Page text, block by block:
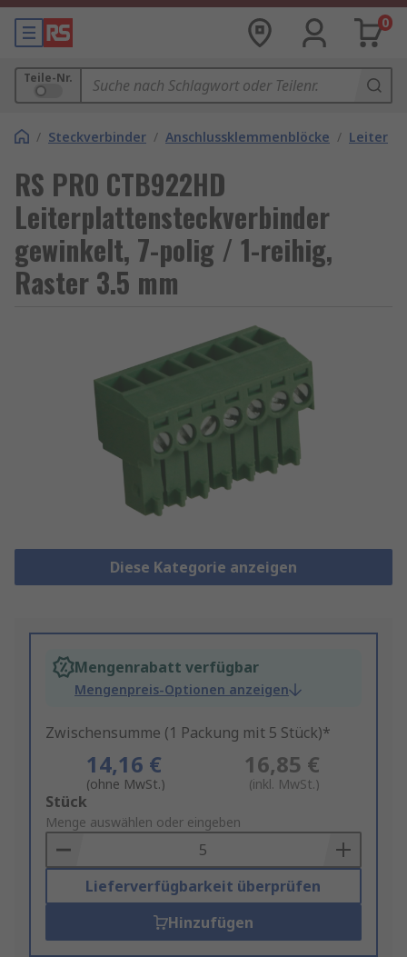
0
Teile-Nr.
/ Steckverbinder / Anschlussklemmenblöcke /
RS PRO CTB922HD
Leiterplattensteckverbinder
gewinkelt, 7-polig / 1-reihig,
Raster 3.5 mm
Diese Kategorie anzeigen
Mengenrabatt verfügbar
Mengenpreis-Optionen anzeigen
Zwischensumme (1 Packung mit 5 Stück)*
14,16 €
(ohne MwSt.)
16,85 €
(inkl. MwSt.)
Add
to
Basket
Stück
Menge auswählen oder eingeben
Lieferverfügbarkeit überprüfen
Hinzufügen